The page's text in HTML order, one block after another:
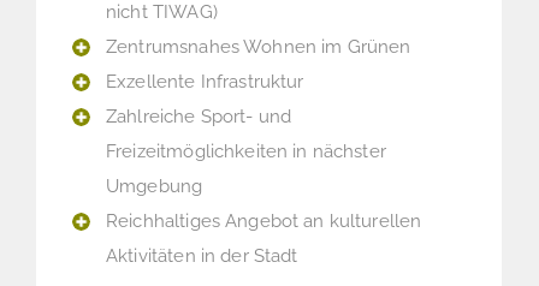
nicht TIWAG)
Zentrumsnahes Wohnen im Grünen
Exzellente Infrastruktur
Zahlreiche Sport- und
Freizeitmöglichkeiten in nächster
Umgebung
Reichhaltiges Angebot an kulturellen
Aktivitäten in der Stadt